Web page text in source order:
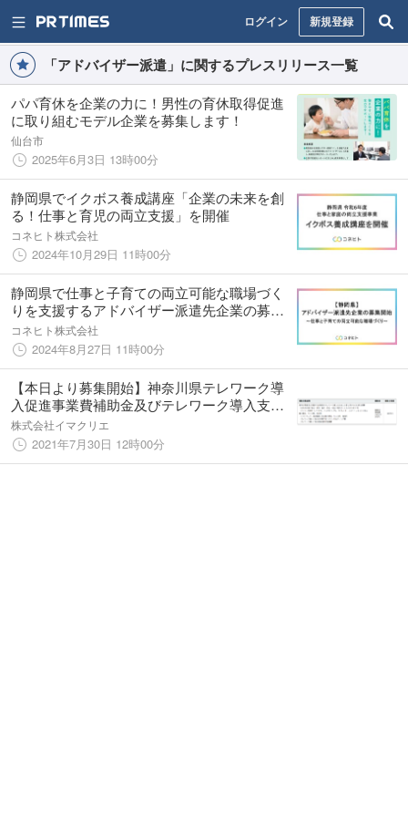
ログイン 新規登録
「アドバイザー派遣」に関するプレスリリース一覧
パパ育休を企業の力に！男性の育休取得促進
に取り組むモデル企業を募集します！
仙台市
2025年6月3日 13時00分
静岡県でイクボス養成講座「企業の未来を創
る！仕事と育児の両立支援」を開催
コネヒト株式会社
2024年10月29日 11時00分
静岡県で仕事と子育ての両立可能な職場づく
りを支援するアドバイザー派遣先企業の募集
開始
コネヒト株式会社
2024年8月27日 11時00分
【本日より募集開始】神奈川県テレワーク導
⼊促進事業費補助⾦及びテレワーク導⼊⽀援
アドバイザー派遣
株式会社イマクリエ
2021年7月30日 12時00分